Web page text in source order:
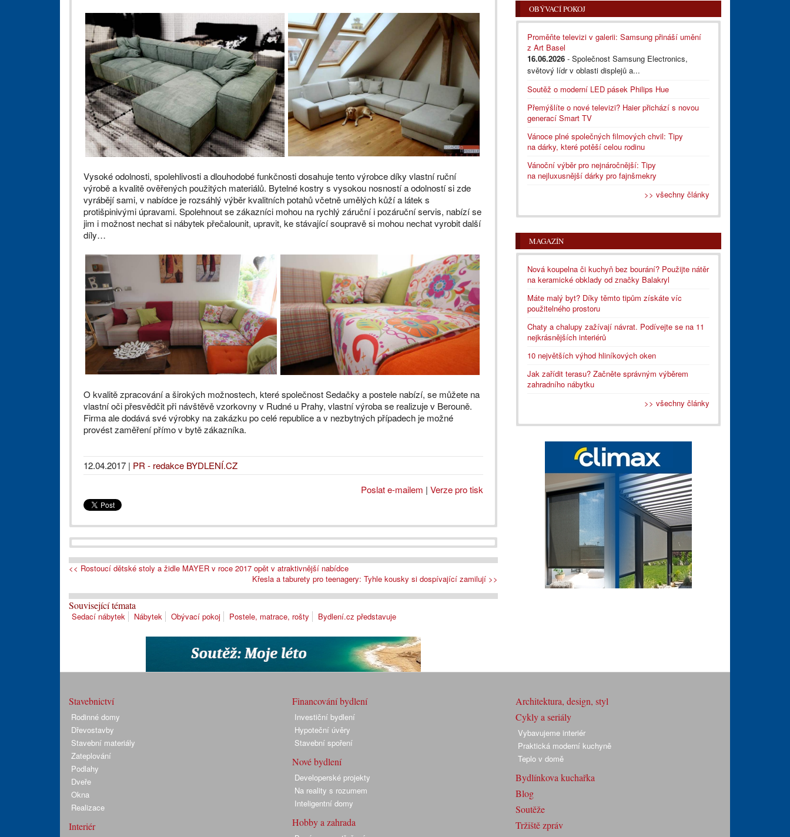
Vysoké odolnosti, spolehlivosti a dlouhodobé funkčnosti dosahuje tento výrobce díky vlastní ruční
výrobě a kvalitě ověřených použitých materiálů. Bytelné kostry s vysokou nosností a odolností si zde
vyrábějí sami, v nabídce je rozsáhlý výběr kvalitních potahů včetně umělých kůží a látek s
protišpinivými úpravami. Spolehnout se zákazníci mohou na rychlý záruční i pozáruční servis, nabízí se
jim i možnost nechat si nábytek přečalounit, upravit, ke stávající soupravě si mohou nechat vyrobit další
díly…
O kvalitě zpracování a širokých možnostech, které společnost Sedačky a postele nabízí, se můžete na
vlastní oči přesvědčit při návštěvě vzorkovny v Rudné u Prahy, vlastní výroba se realizuje v Berouně.
Firma ale dodává své výrobky na zakázku po celé republice a v nezbytných případech je možné
provést zaměření přímo v bytě zákazníka.
12.04.2017 | PR - redakce BYDLENÍ.CZ
Poslat e-mailem | Verze pro tisk
<< Rostoucí dětské stoly a židle MAYER v roce 2017 opět v atraktivnější nabídce
Křesla a taburety pro teenagery: Tyhle kousky si dospívající zamilují >>
Související témata
Sedací nábytek Nábytek Obývací pokoj Postele, matrace, rošty Bydlení.cz představuje
OBÝVACÍ POKOJ
Proměňte televizi v galerii: Samsung přináší umění
z Art Basel
16.06.2026 - Společnost Samsung Electronics,
světový lídr v oblasti displejů a...
Soutěž o moderní LED pásek Philips Hue
Přemýšlíte o nové televizi? Haier přichází s novou
generací Smart TV
Vánoce plné společných filmových chvil: Tipy
na dárky, které potěší celou rodinu
Vánoční výběr pro nejnáročnější: Tipy
na nejluxusnější dárky pro fajnšmekry
>> všechny články
MAGAZÍN
Nová koupelna či kuchyň bez bourání? Použijte nátěr
na keramické obklady od značky Balakryl
Máte malý byt? Díky těmto tipům získáte víc
použitelného prostoru
Chaty a chalupy zažívají návrat. Podívejte se na 11
nejkrásnějších interiérů
10 největších výhod hliníkových oken
Jak zařídit terasu? Začněte správným výběrem
zahradního nábytku
>> všechny články
Stavebnictví
Rodinné domy
Dřevostavby
Stavební materiály
Zateplování
Podlahy
Dveře
Okna
Realizace
Interiér
Financování bydlení
Investiční bydlení
Hypoteční úvěry
Stavební spoření
Nové bydlení
Developerské projekty
Na reality s rozumem
Inteligentní domy
Hobby a zahrada
Architektura, design, styl
Cykly a seriály
Vybavujeme interiér
Praktická moderní kuchyně
Teplo v domě
Bydlínkova kuchařka
Blog
Soutěže
Tržiště zpráv